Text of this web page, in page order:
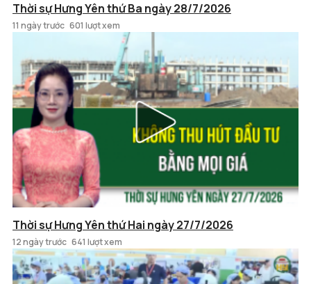
Thời sự Hưng Yên thứ Ba ngày 28/7/2026
11 ngày trước 601 lượt xem
Thời sự Hưng Yên thứ Hai ngày 27/7/2026
12 ngày trước 641 lượt xem